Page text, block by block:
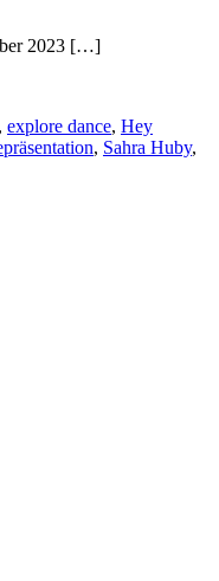
2023 […]
, explore dance, Hey
, Sahra Huby,